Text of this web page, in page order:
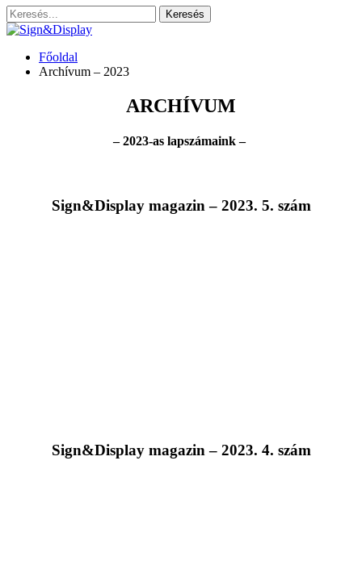
Főoldal
Archívum – 2023
ARCHÍVUM
– 2023-as lapszámaink –
Sign&Display magazin – 2023. 5. szám
Sign&Display magazin – 2023. 4. szám